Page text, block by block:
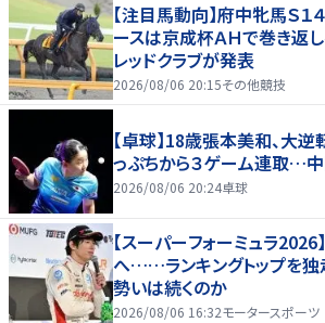
【注目馬動向】府中牝馬Ｓ１
ースは京成杯ＡＨで巻き返
レッドクラブが発表
2026/08/06 20:15その他競技
【卓球】18歳張本美和、大逆
っぷちから３ゲーム連取…
2026/08/06 20:24卓球
【スーパーフォーミュラ
へ……ランキングトップを
勢いは続くのか
2026/08/06 16:32モータースポーツ